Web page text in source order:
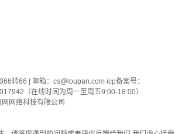
转66 | 邮箱： cs@loupan.com icp备案号：
（在线时间为周一至周五9:00-18:00）
网络科技有限公司